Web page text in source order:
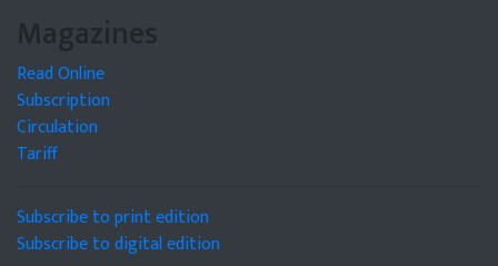
Magazines
Read Online
Subscription
Circulation
Tariff
Subscribe to print edition
Subscribe to digital edition